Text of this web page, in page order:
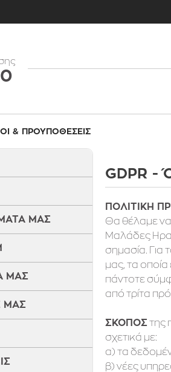
& ΠΡΟΥΠΟΘΕΣΕΙΣ
ΜΑΣ
ΜΑΣ
ΜΑΣ
GDPR -
ΠΟΛΙΤΙΚΗ
Θα θέλαμε να
Μαλάδες
σημασία.
μας, τα
πάντοτε
από τρίτα
ΣΚΟΠΟΣ της
σχετικά με:
α) τα
β) νέες